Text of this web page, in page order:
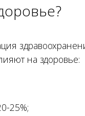
на здоровье:
25%;